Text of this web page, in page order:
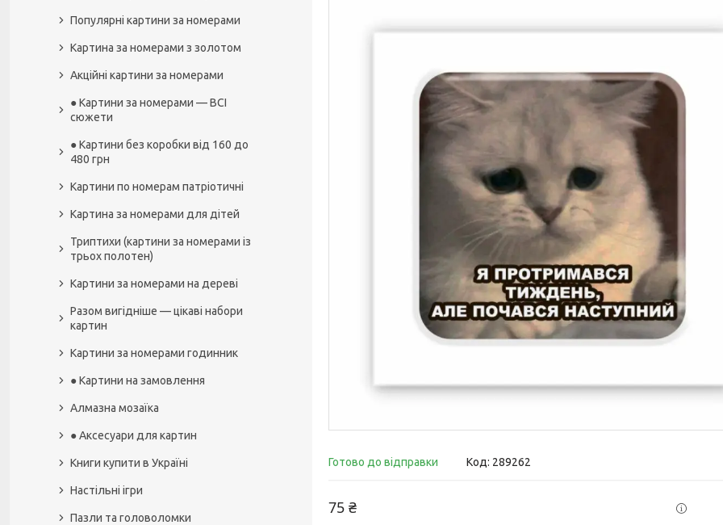
Готово до відправки Код: 289262
75 ₴
Популярні картини за номерами
Картина за номерами з золотом
Акційні картини за номерами
● Картини за номерами — ВСІ
сюжети
● Картини без коробки від 160 до
480 грн
Картини по номерам патріотичні
Картина за номерами для дітей
Триптихи (картини за номерами із
трьох полотен)
Картини за номерами на дереві
Разом вигідніше — цікаві набори
картин
Картини за номерами годинник
● Картини на замовлення
Алмазна мозаїка
● Аксесуари для картин
Книги купити в Україні
Настільні ігри
Пазли та головоломки